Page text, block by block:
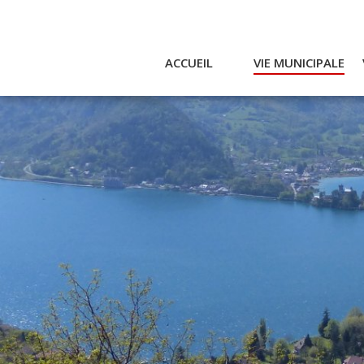
ACCUEIL VIE MUNICIPALE
Actualités et agenda
Conseil municipal
Actes
Réglementaires
Services municipaux
Intercommunalité
Emplois / Marchés
Finances